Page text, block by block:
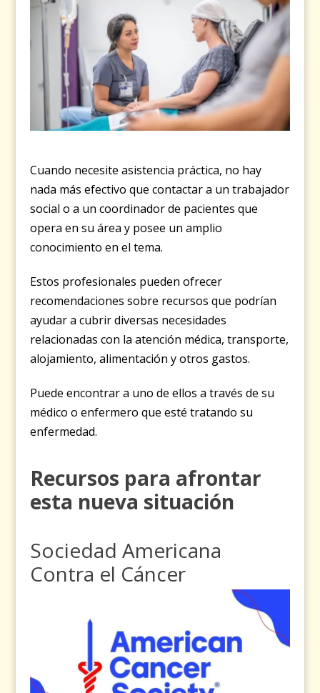
Cuando necesite asistencia práctica, no hay
nada más efectivo que contactar a un trabajador
social o a un coordinador de pacientes que
opera en su área y posee un amplio
conocimiento en el tema.
Estos profesionales pueden ofrecer
recomendaciones sobre recursos que podrían
ayudar a cubrir diversas necesidades
relacionadas con la atención médica, transporte,
alojamiento, alimentación y otros gastos.
Puede encontrar a uno de ellos a través de su
médico o enfermero que esté tratando su
enfermedad.
Recursos para afrontar
esta nueva situación
Sociedad Americana
Contra el Cáncer